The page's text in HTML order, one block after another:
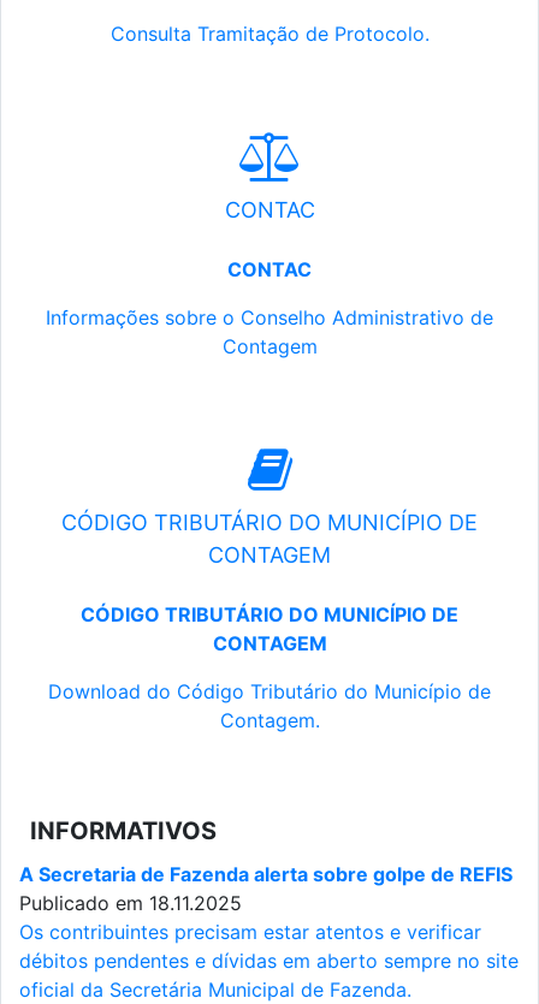
Consulta Tramitação de Protocolo.
CONTAC
CONTAC
Informações sobre o Conselho Administrativo de
Contagem
CÓDIGO TRIBUTÁRIO DO MUNICÍPIO DE
CONTAGEM
CÓDIGO TRIBUTÁRIO DO MUNICÍPIO DE
CONTAGEM
Download do Código Tributário do Município de
Contagem.
INFORMATIVOS
A Secretaria de Fazenda alerta sobre golpe de REFIS
Publicado em 18.11.2025
Os contribuintes precisam estar atentos e verificar
débitos pendentes e dívidas em aberto sempre no site
oficial da Secretária Municipal de Fazenda.